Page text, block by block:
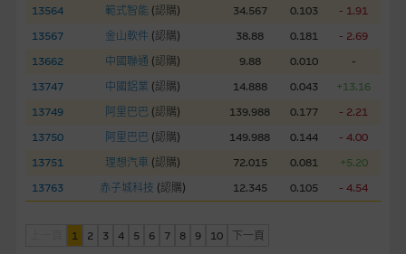
13564
範式智能 (認購) 34.567 0.103
- 1.91
13567
金山軟件 (認購) 38.88 0.181
- 2.69
13662
中國聯通 (認購) 9.88 0.010
-
13747
中國鋁業 (認購) 14.888 0.043
+13.16
13749
阿里巴巴 (認購) 139.988 0.177
- 2.21
13750
阿里巴巴 (認購) 149.988 0.144
- 4.00
13751
理想汽車 (認購) 72.015 0.081
+5.20
13763
赤子城科技 (認購) 12.345 0.105 - 4.54
1 2 3 4 5 6 7 8 9 10
下一頁
團並且對此等軟件不作任何聲明，也不提供任何保證，特別是在
法律容許的所有範圍內，概不負責經由本網站使用或下載任何軟
件(不論是否屬於第三者)而出現電腦病毒或任何其他後果所導致
損)。
基本上市文件及補充上市文件
就有關MBL每次發行之認股證及/或牛熊證而言，認股證及/或牛
熊證之條款及條件以及發行商的財務與其他資料已載列於基本上
於本網站。